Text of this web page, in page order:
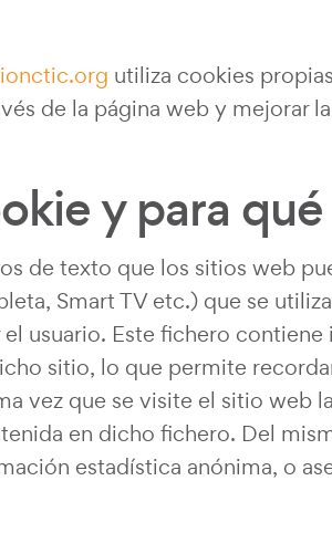
utiliza cookies
de la página web y mejorar
y para
de texto que los sitios web
Smart TV etc.) que se
usuario. Este fichero
sitio, lo que permite
vez que se visite el sitio web
en dicho fichero. Del
estadística anónima, o